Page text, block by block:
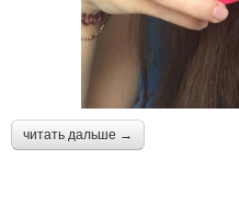
читать дальше →